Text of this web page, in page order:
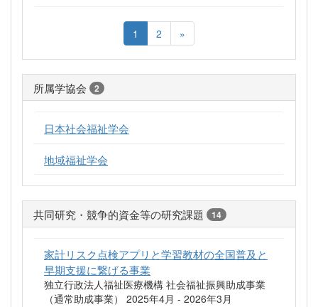
1 2 »
所属学協会 2
日本社会福祉学会
地域福祉学会
共同研究・競争的資金等の研究課題 14
家計リスク点検アプリと学習教材の全国普及と
早期支援に繋げる事業
独立行政法人福祉医療機構 社会福祉振興助成事業
（通常助成事業） 2025年4月 - 2026年3月